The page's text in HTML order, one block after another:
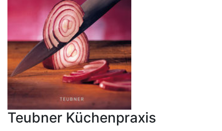
Teubner Küchenpraxis